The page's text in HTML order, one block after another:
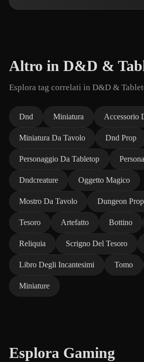
Altro in D&D &
Esplora tag correlati in D&D &
Dnd Miniatura Accessorio
Miniatura Da Tavolo Dnd Prop
Personaggio Da Tabletop
Dndcreature Oggetto Magico
Mostro Da Tavolo Dungeon Prop
Tesoro Artefatto Bottino
Reliquia Scrigno Del Tesoro
Libro Degli Incantesimi Tomo
Miniature
Esplora Gaming